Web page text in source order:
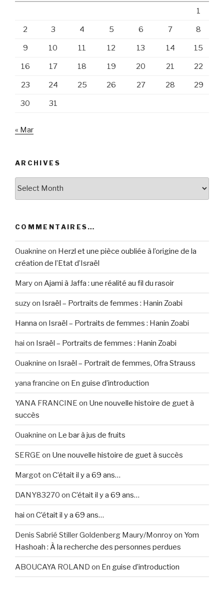
1
2 3 4 5 6 7 8
9 10 11 12 13 14 15
16 17 18 19 20 21 22
23 24 25 26 27 28 29
30 31
« Mar
ARCHIVES
COMMENTAIRES…
Ouaknine on Herzl et une pièce oubliée à l’origine de la
création de l’Etat d’Israël
Maryon Ajami à Jaffa : une réalité au fil du rasoir
suzyon Israël – Portraits de femmes : Hanin Zoabi
Hanna on Israël – Portraits de femmes : Hanin Zoabi
hai on Israël – Portraits de femmes : Hanin Zoabi
Ouaknine on Israël – Portrait de femmes, Ofra Strauss
yana francine on En guise d’introduction
YANA FRANCINE on Une nouvelle histoire de guet à
succès
Ouaknine on Le bar à jus de fruits
SERGE on Une nouvelle histoire de guet à succès
Margoton C’était il y a 69 ans…
DANY83270 on C’était il y a 69 ans…
hai on C’était il y a 69 ans…
Denis Sabrié Stiller Goldenberg Maury/Monroyon Yom
Hashoah : À la recherche des personnes perdues
ABOUCAYA ROLAND on En guise d’introduction